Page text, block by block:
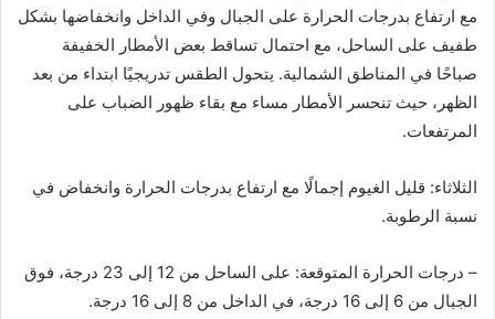
مع ارتفاع بدرجات الحرارة على الجبال وفي الداخل وانخفاضها بشكل
طفيف على الساحل، مع احتمال تساقط بعض الأمطار الخفيفة
صباحًا في المناطق الشمالية. يتحول الطقس تدريجيًا ابتداء من بعد
الظهر، حيث تنحسر الأمطار مساء مع بقاء ظهور الضباب على
المرتفعات.
الثلاثاء: قليل الغيوم إجمالًا مع ارتفاع بدرجات الحرارة وانخفاض في
نسبة الرطوبة.
– درجات الحرارة المتوقعة: على الساحل من 12 إلى 23 درجة، فوق
الجبال من 6 إلى 16 درجة، في الداخل من 8 إلى 16 درجة.